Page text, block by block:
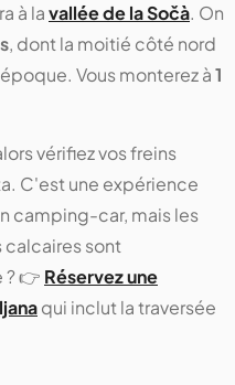
à lavallée de la Sočà. On
, dont la moitié côté nord
Vous monterez à1
vérifiez vos freins
C'est une expérience
camping-car, mais les
calcaires sont
? 👉 Réservez une
qui inclut la traversée